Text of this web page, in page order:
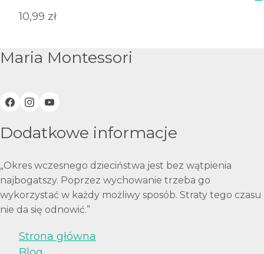
10,99 zł
Maria Montessori
Dodatkowe informacje
„Okres wczesnego dzieciństwa jest bez wątpienia
najbogatszy. Poprzez wychowanie trzeba go
wykorzystać w każdy możliwy sposób. Straty tego czasu
nie da się odnowić.”
Strona główna